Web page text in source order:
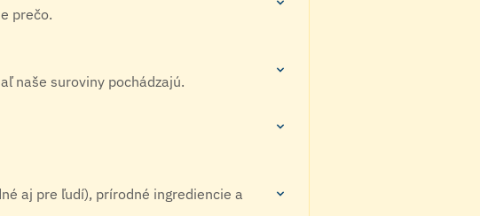
prečo.
naše suroviny pochádzajú.
aj pre ľudí), prírodné ingrediencie a